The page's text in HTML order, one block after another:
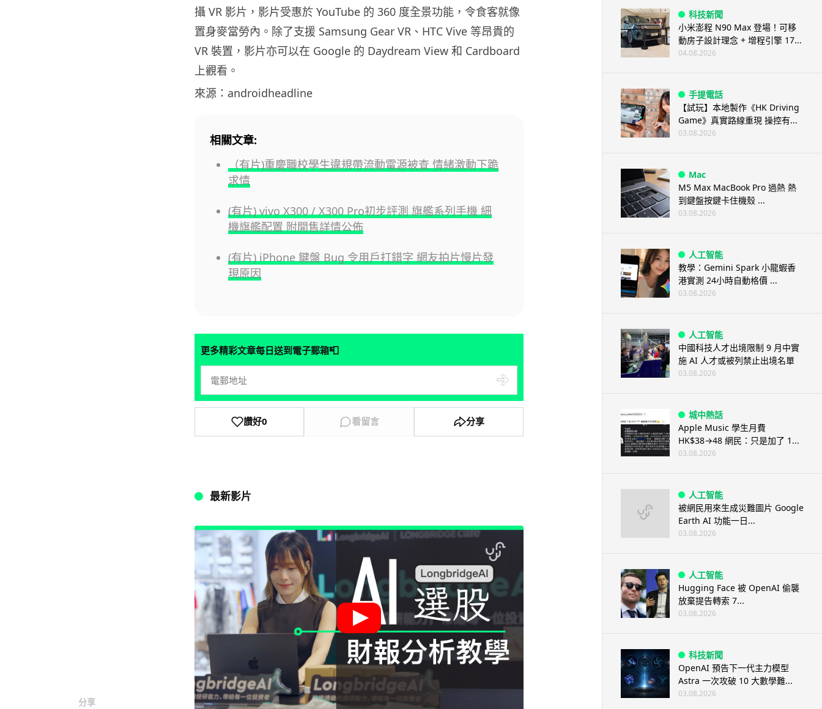
分享
攝 VR 影片，影片受惠於 YouTube 的 360 度全景功能，令食客就像
置身麥當勞內。除了支援 Samsung Gear VR、HTC Vive 等昂貴的
VR 裝置，影片亦可以在 Google 的 Daydream View 和 Cardboard
上觀看。
來源：androidheadline
相關文章:
（有片)重慶職校學生違規帶流動電源被查 情緒激動下跪
求情
(有片) vivo X300 / X300 Pro初步評測 旗艦系列手機 細
機旗艦配置 附開售詳情公佈
(有片) iPhone 鍵盤 Bug 令用戶打錯字 網友拍片慢片發
現原因
更多精彩文章每日送到電子郵箱📮
讚好0 看留言 分享
最新影片
科技新聞
小米澎程 N90 Max 登場！可移
動房子設計理念 + 增程引擎 17...
04.08.2026
手提電話
【試玩】本地製作《HK Driving
Game》真實路線重現 操控有...
03.08.2026
Mac
M5 Max MacBook Pro 過熱 熱
到鍵盤按鍵卡住機殼 ...
03.08.2026
人工智能
教學：Gemini Spark 小龍蝦香
港實測 24小時自動格價 ...
03.08.2026
人工智能
中國科技人才出境限制 9 月中實
施 AI 人才或被列禁止出境名單
03.08.2026
城中熱話
Apple Music 學生月費
HK$38→48 網民：只是加了 1...
03.08.2026
人工智能
被網民用來生成災難圖片 Google
Earth AI 功能一日...
03.08.2026
人工智能
Hugging Face 被 OpenAI 偷襲
放棄提告轉索 7...
03.08.2026
科技新聞
OpenAI 預告下一代主力模型
Astra 一次攻破 10 大數學難...
03.08.2026